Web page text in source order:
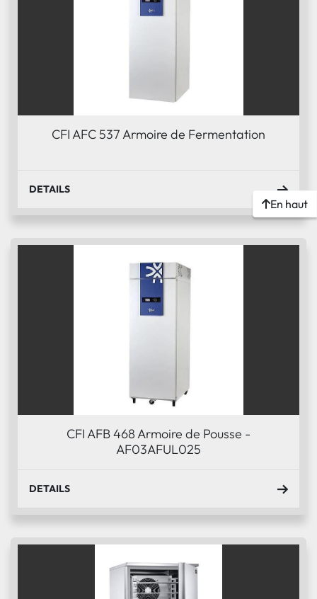
CFI AFC 537 Armoire de Fermentation
DETAILS
CFI AFB 468 Armoire de Pousse -
AF03AFUL025
DETAILS
En haut